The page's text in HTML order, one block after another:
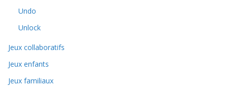
Undo
Unlock
Jeux collaboratifs
Jeux enfants
Jeux familiaux